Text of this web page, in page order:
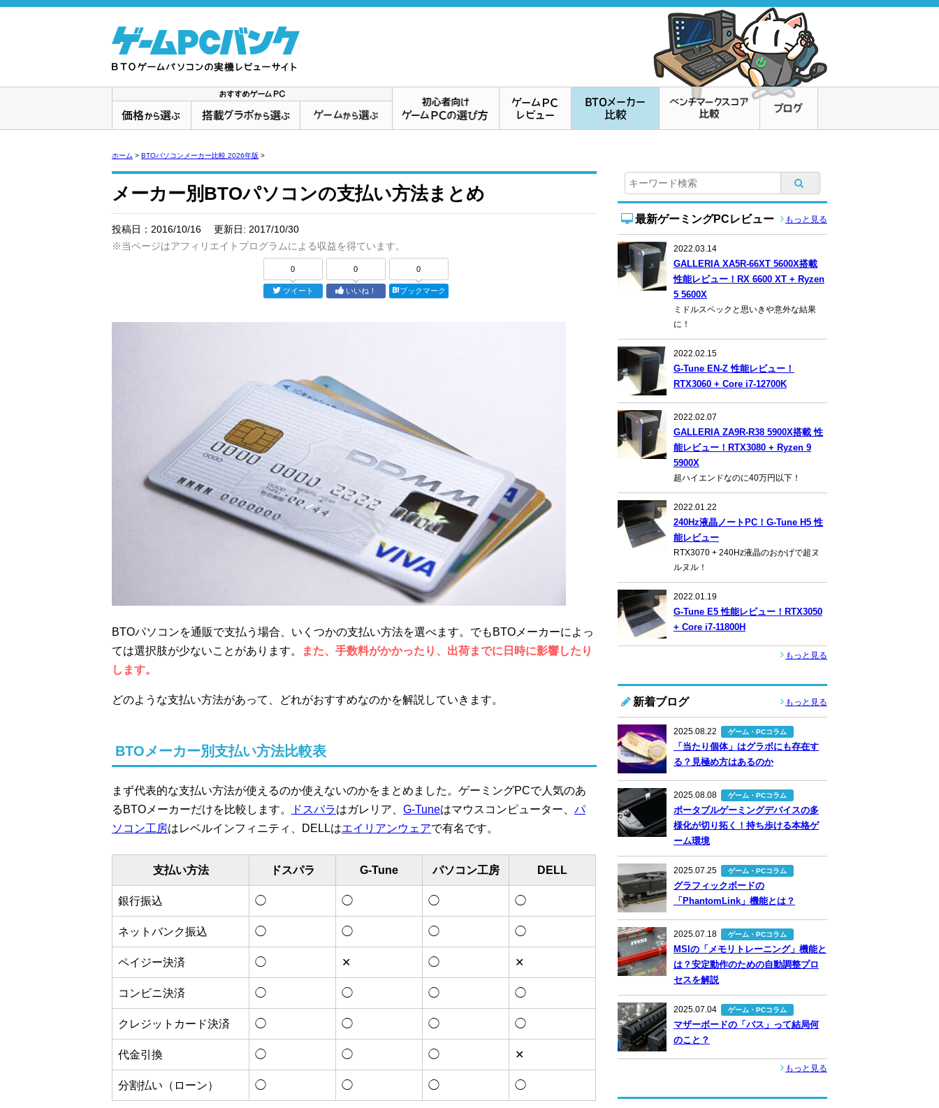
ホーム > BTOパソコンメーカー比較 2026年版 >
メーカー別BTOパソコンの支払い方法まとめ
投稿日： 2016/10/16 更新日: 2017/10/30
※当ページはアフィリエイトプログラムによる収益を得ています。
0
ツイート
0
いいね！
0
ブックマーク
BTOパソコンを通販で支払う場合、いくつかの支払い方法を選べます。でもBTOメーカーによっ
ては選択肢が少ないことがあります。
また、手数料がかかったり、出荷までに日時に影響したり
します。
どのような支払い方法があって、どれがおすすめなのかを解説していきます。
BTOメーカー別支払い方法比較表
まず代表的な支払い方法が使えるのか使えないのかをまとめました。ゲーミングPCで人気のあ
るBTOメーカーだけを比較します。
ドスパラはガレリア、 G-Tuneはマウスコンピューター、 パ
ソコン工房はレベルインフィニティ、DELLはエイリアンウェアで有名です。
支払い方法 ドスパラ G-Tune パソコン工房 DELL
銀行振込 ◯ ◯ ◯ ◯
ネットバンク振込 ◯ ◯ ◯ ◯
ペイジー決済 ◯ ✕ ◯ ✕
コンビニ決済 ◯ ◯ ◯ ◯
クレジットカード決済 ◯ ◯ ◯ ◯
代金引換 ◯ ◯ ◯ ✕
分割払い（ローン） ◯ ◯ ◯ ◯
最新ゲーミングPCレビュー もっと見る
2022.03.14
GALLERIA XA5R-66XT 5600X搭載
性能レビュー！RX 6600 XT + Ryzen
5 5600X
ミドルスペックと思いきや意外な結果
に！
2022.02.15
G-Tune EN-Z 性能レビュー！
RTX3060 + Core i7-12700K
2022.02.07
GALLERIA ZA9R-R38 5900X搭載 性
能レビュー！RTX3080 + Ryzen 9
5900X
超ハイエンドなのに40万円以下！
2022.01.22
240Hz液晶ノートPC！G-Tune H5 性
能レビュー
RTX3070 + 240Hz液晶のおかげで超ヌ
ルヌル！
2022.01.19
G-Tune E5 性能レビュー！RTX3050
+ Core i7-11800H
もっと見る
新着ブログ もっと見る
2025.08.22 ゲーム・PCコラム
「当たり個体」はグラボにも存在す
る？見極め方はあるのか
2025.08.08 ゲーム・PCコラム
ポータブルゲーミングデバイスの多
様化が切り拓く！持ち歩ける本格ゲ
ーム環境
2025.07.25 ゲーム・PCコラム
グラフィックボードの
「PhantomLink」機能とは？
2025.07.18 ゲーム・PCコラム
MSIの「メモリトレーニング」機能と
は？安定動作のための自動調整プロ
セスを解説
2025.07.04 ゲーム・PCコラム
マザーボードの「バス」って結局何
のこと？
もっと見る